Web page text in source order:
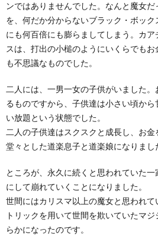
ンではありませんでした。なんと魔女
を、何だか分からないブラック・ボッ
にも何百倍にも膨らましてしまう。カ
スは、打出の小槌のようにいくらでも
も不思議なものでした。
二人には、一男一女の子供がいました。
るものですから、子供達は小さい頃か
い放題という状態でした。
二人の子供達はスクスクと成長し、お金
堂々とした道楽息子と道楽娘になりまし
ところが、永久に続くと思われていた
にして崩れていくことになりました。
世間にはカリスマ以上の魔女と思われ
トリックを用いて世間を欺いていたマ
らかになったのです。